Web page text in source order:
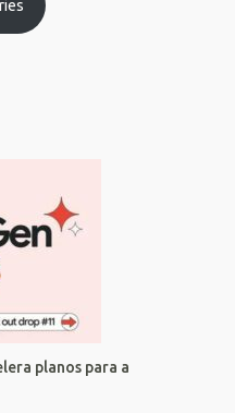
planos para a